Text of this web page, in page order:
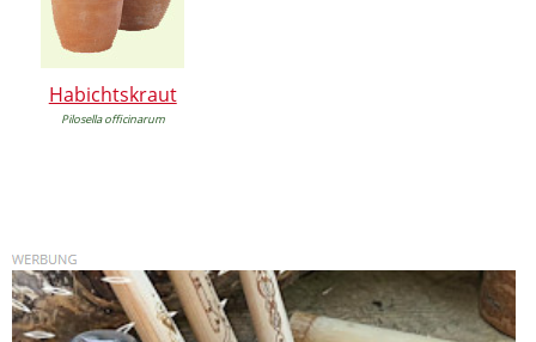
Habichtskraut
Pilosella officinarum